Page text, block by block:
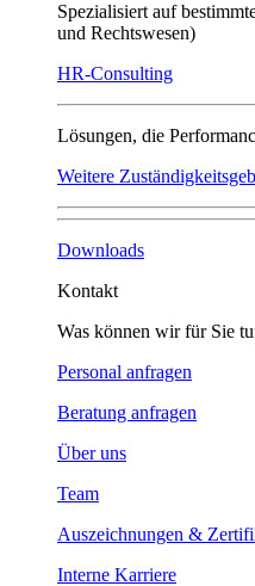
Spezialisiert auf
und Rechtswesen)
HR-Consulting
Lösungen, die
Weitere
Downloads
Kontakt
Was können wir für Sie
Personal anfragen
Beratung anfragen
Über uns
Team
Auszeichnungen &
Interne Karriere